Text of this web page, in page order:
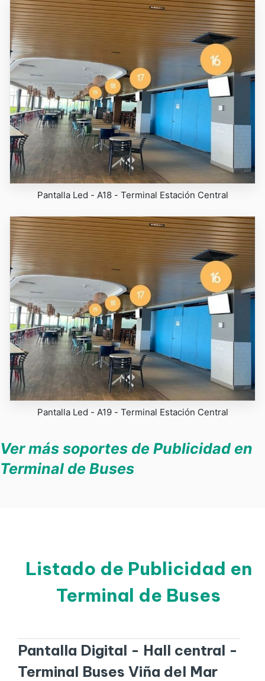
Pantalla Led - A18 - Terminal Estación Central
Pantalla Led - A19 - Terminal Estación Central
Ver más soportes de Publicidad en
Terminal de Buses
Listado de Publicidad en
Terminal de Buses
Pantalla Digital - Hall central -
Terminal Buses Viña del Mar